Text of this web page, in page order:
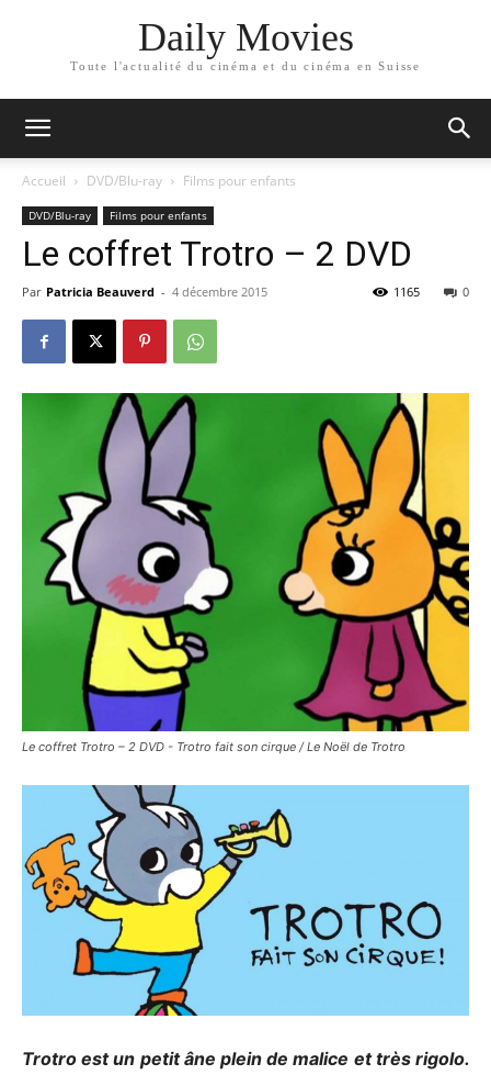
Daily Movies
Toute l'actualité du cinéma et du cinéma en Suisse
Accueil DVD/Blu-ray Films pour enfants
DVD/Blu-ray Films pour enfants
Le coffret Trotro – 2 DVD
Par Patricia Beauverd - 4 décembre 2015 0
1165
Le coffret Trotro – 2 DVD - Trotro fait son cirque / Le Noël de Trotro
Trotro est un petit âne plein de malice et très rigolo.